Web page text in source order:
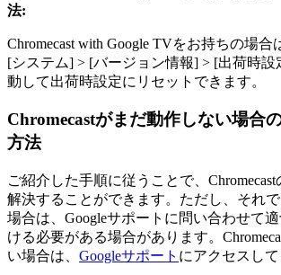
法:
Chromecast with Google TVをお持ちの場
[システム] > [バージョン情報] > [出荷時設
動して出荷時設定にリセットできます。
Chromecastがまだ動作しない場合
方法
ご紹介した手順に従うことで、
解決することができます。ただし、それ
場合は、Googleサポートに問い合わせて
ける必要がある場合があります。
い場合は、 Googleサポート にアクセスして